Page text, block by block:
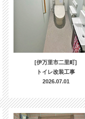
[伊万里市二里町]
トイレ改装工事
2026.07.01